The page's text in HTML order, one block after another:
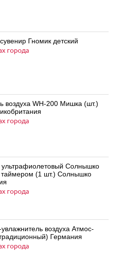
Гномик детский
города
200 Мишка (шт.)
города
ультрафиолетовый Солнышко
(1 шт.) Солнышко
города
воздуха Атмос-
Германия
города